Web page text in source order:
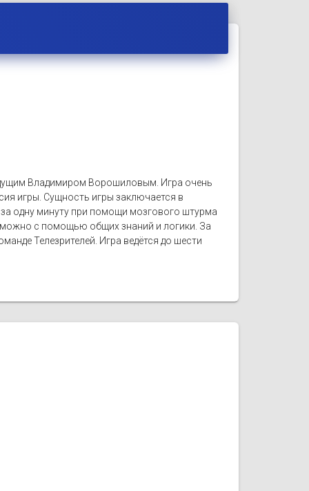
Владимиром Ворошиловым. Игра очень
игры. Сущность игры заключается в
одну минуту при помощи мозгового штурма
можно с помощью общих знаний и логики. За
Телезрителей. Игра ведётся до шести